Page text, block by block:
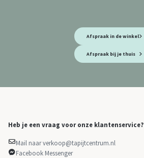
Afspraak in de winkel
Afspraak bij je thuis
Heb je een vraag voor onze klantenservice?
Mail naar verkoop@tapijtcentrum.nl
Facebook Messenger